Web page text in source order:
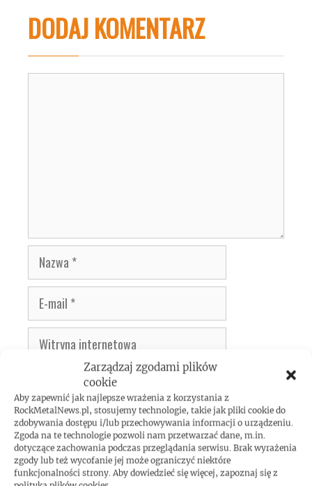
Zarządzaj zgodami plików
cookie
Aby zapewnić jak najlepsze wrażenia z korzystania z
RockMetalNews.pl, stosujemy technologie, takie jak pliki cookie do
zdobywania dostępu i/lub przechowywania informacji o urządzeniu.
Zgoda na te technologie pozwoli nam przetwarzać dane, m.in.
dotyczące zachowania podczas przeglądania serwisu. Brak wyrażenia
zgody lub też wycofanie jej może ograniczyć niektóre
funkcjonalności strony. Aby dowiedzieć się więcej, zapoznaj się z
DODAJ KOMENTARZ
Nazwa
E-
mail
Witryna
KONCERTY